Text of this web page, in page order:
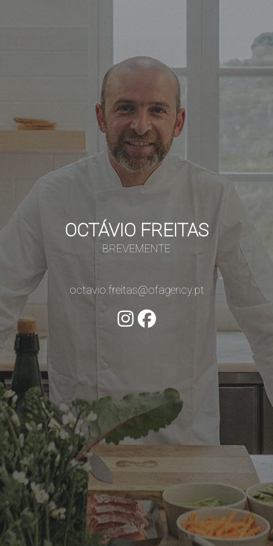
OCTÁVIO FREITAS
BREVEMENTE
octavio.freitas@ofagency.pt